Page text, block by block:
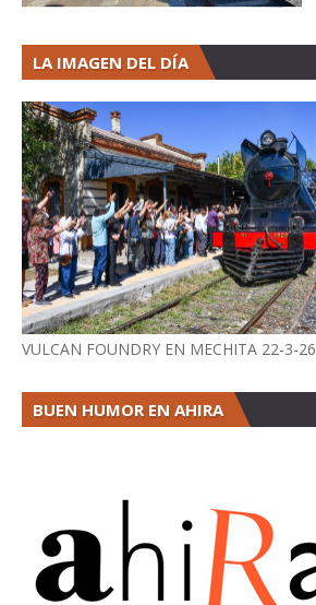
LA IMAGEN DEL DÍA
VULCAN FOUNDRY EN MECHITA 22-3-26
BUEN HUMOR EN AHIRA